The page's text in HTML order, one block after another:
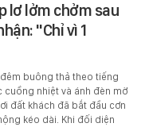
lơ lởm chởm sau
"Chỉ vì 1
buông thả theo tiếng
cuồng nhiệt và ánh đèn mờ
đất khách đã bắt đầu cơn
kéo dài. Khi đối diện